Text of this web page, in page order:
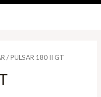
/ PULSAR 180 II GT